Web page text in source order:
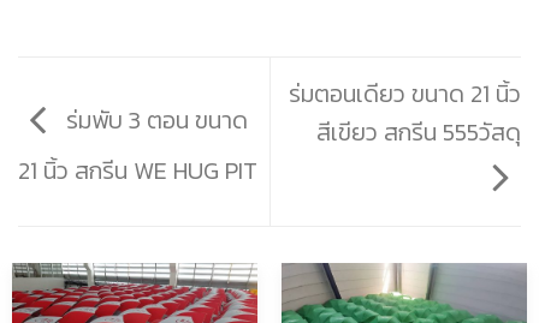
ร่มพับ 3 ตอน ขนาด
21 นิ้ว สกรีน WE HUG PIT
ร่มตอนเดียว ขนาด 21 นิ้ว
สีเขียว สกรีน 555วัสดุ